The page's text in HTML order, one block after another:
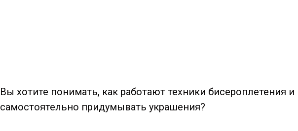
Вы хотите понимать, как работают техники бисероплетения и
самостоятельно придумывать украшения?